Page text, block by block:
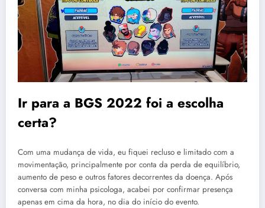
Ir para a BGS 2022 foi a escolha
certa?
Com uma mudança de vida, eu fiquei recluso e limitado com a
movimentação, principalmente por conta da perda de equilíbrio,
aumento de peso e outros fatores decorrentes da doença. Após
conversa com minha psicologa, acabei por confirmar presença
apenas em cima da hora, no dia do início do evento.